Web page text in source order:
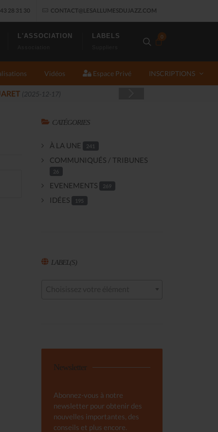
28 31 30 CONTACT@LESALLUMESDUJAZZ.COM
0
L'ASSOCIATION LABELS
Vidéos Espace Privé INSCRIPTIONS
CATÉGORIES
À LA UNE 241
COMMUNIQUÉS / TRIBUNES
26
EVENEMENTS 269
IDÉES 195
LABEL(S)
Newsletter
Abonnez-vous à notre
newsletter pour obtenir des
nouvelles importantes, des
conseils et plus encore.